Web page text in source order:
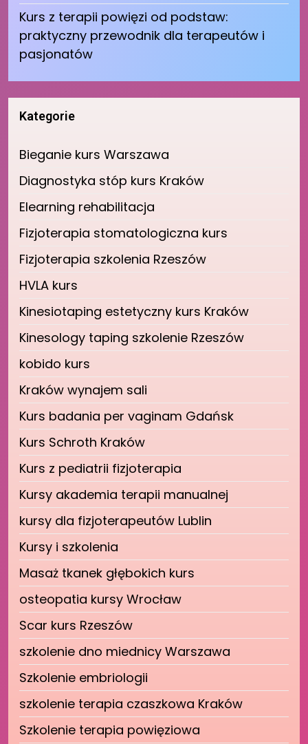
Kurs z terapii powięzi od podstaw:
praktyczny przewodnik dla terapeutów i
pasjonatów
Kategorie
Bieganie kurs Warszawa
Diagnostyka stóp kurs Kraków
Elearning rehabilitacja
Fizjoterapia stomatologiczna kurs
Fizjoterapia szkolenia Rzeszów
HVLA kurs
Kinesiotaping estetyczny kurs Kraków
Kinesology taping szkolenie Rzeszów
kobido kurs
Kraków wynajem sali
Kurs badania per vaginam Gdańsk
Kurs Schroth Kraków
Kurs z pediatrii fizjoterapia
Kursy akademia terapii manualnej
kursy dla fizjoterapeutów Lublin
Kursy i szkolenia
Masaż tkanek głębokich kurs
osteopatia kursy Wrocław
Scar kurs Rzeszów
szkolenie dno miednicy Warszawa
Szkolenie embriologii
szkolenie terapia czaszkowa Kraków
Szkolenie terapia powięziowa